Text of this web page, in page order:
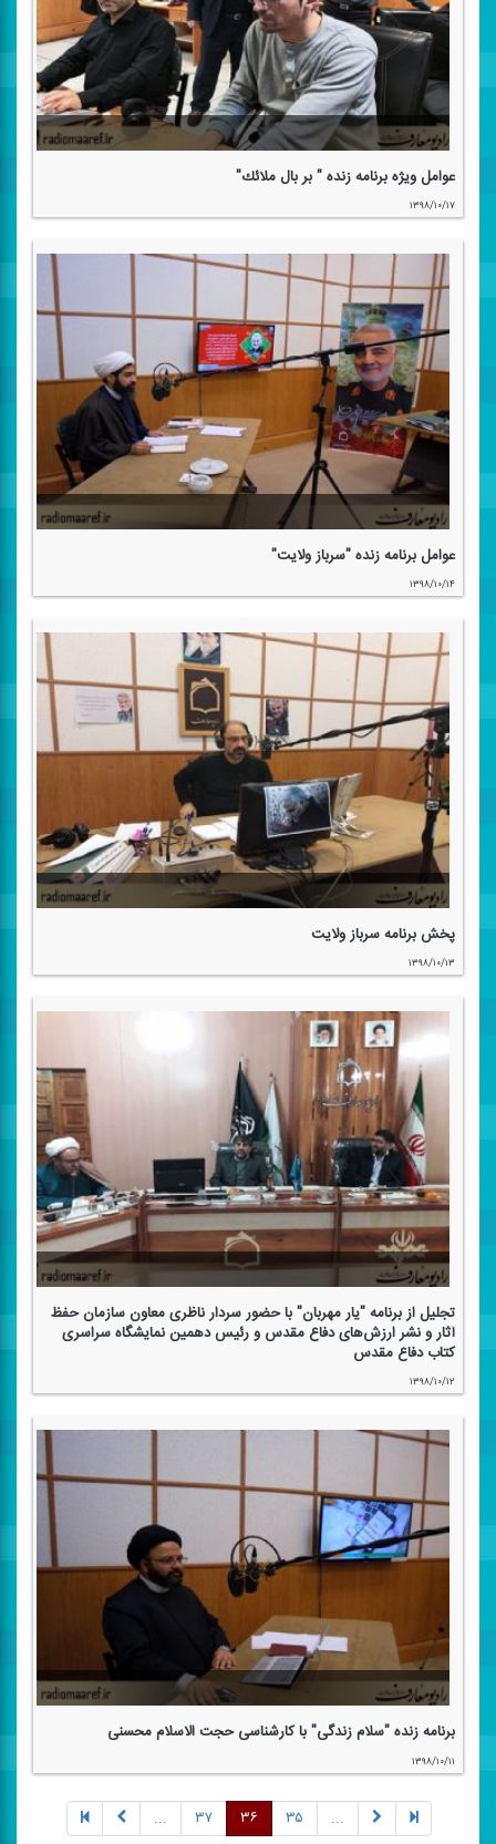
عوامل ویژه برنامه زنده " بر بال ملائك"
۱۳۹۸/۱۰/۱۷
عوامل برنامه زنده "سرباز ولایت"
۱۳۹۸/۱۰/۱۴
پخش برنامه سرباز ولایت
۱۳۹۸/۱۰/۱۳
تجلیل از برنامه "یار مهربان" با حضور سردار ناظری معاون سازمان حفظ
آثار و نشر ارزش‌های دفاع مقدس و رئیس دهمین نمایشگاه سراسری
كتاب دفاع مقدس
۱۳۹۸/۱۰/۱۲
برنامه زنده "سلام زندگی" با كارشناسی حجت الاسلام محسنی
۱۳۹۸/۱۰/۱۱
... ۳۵ ۳۶ ۳۷ ...